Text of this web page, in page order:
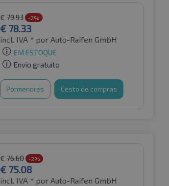
€ 79.93 -2%
€ 78.33
incl. IVA * por Auto-Raifen GmbH
EM ESTOQUE
Envio gratuito
Pormenores Cesto de compras
€ 76.60 -2%
€ 75.08
incl. IVA * por Auto-Raifen GmbH